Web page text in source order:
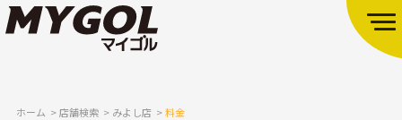
ホーム 店舗検索 みよし店 料金